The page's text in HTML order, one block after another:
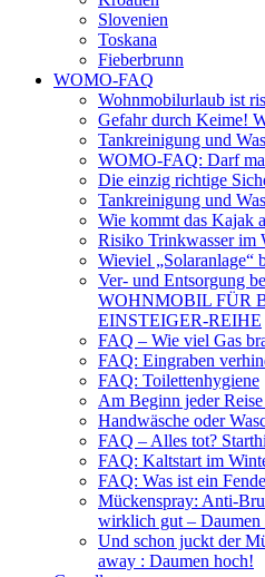
Slovenien
Toskana
Fieberbrunn
WOMO-FAQ
Wohnmobilurlaub ist
Gefahr durch Keime!
Tankreinigung und
WOMO-FAQ: Darf
Die einzig richtige
Tankreinigung und
Wie kommt das Kajak
Risiko Trinkwasser im
Wieviel „Solaranlage“
Ver- und Entsorgung
WOHNMOBIL FÜR
EINSTEIGER-REIHE
FAQ – Wie viel Gas
FAQ: Eingraben
FAQ: Toilettenhygiene
Am Beginn jeder
Handwäsche oder
FAQ – Alles tot?
FAQ: Kaltstart im
FAQ: Was ist ein
Mückenspray: Anti-
wirklich gut – Daumen
Und schon juckt der
away : Daumen hoch!